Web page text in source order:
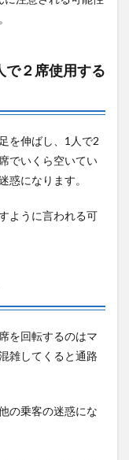
で２席使用する
を伸ばし、1人で2
でいくら空いてい
惑になります。
ように言われる可
を回転するのはマ
雑してくると通路
の乗客の迷惑にな